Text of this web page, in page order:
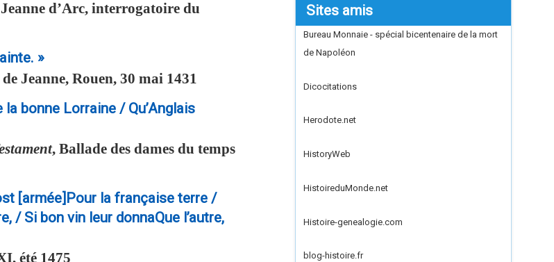
d’Arc, interrogatoire du
»
Jeanne, Rouen, 30 mai 1431
bonne Lorraine / Qu’Anglais
, Ballade des dames du temps
[armée]Pour la française terre /
/ Si bon vin leur donnaQue l’autre,
été 1475
Sites amis
Bureau Monnaie - spécial bicentenaire de la mort
de Napoléon
Dicocitations
Herodote.net
HistoryWeb
HistoireduMonde.net
Histoire-genealogie.com
blog-histoire.fr